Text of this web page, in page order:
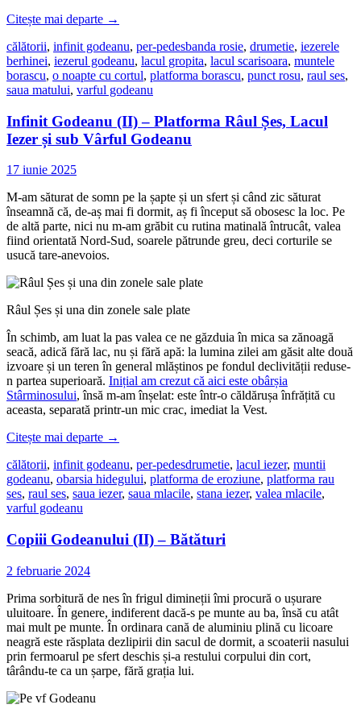
Citește mai departe →
călătorii, infinit godeanu, per-pedesbanda rosie, drumetie, iezerele
berhinei, iezerul godeanu, lacul gropita, lacul scarisoara, muntele
borascu, o noapte cu cortul, platforma borascu, punct rosu, raul ses,
saua matului, varful godeanu
Infinit Godeanu (II) – Platforma Râul Șes, Lacul
Iezer și sub Vârful Godeanu
17 iunie 2025
M-am săturat de somn pe la șapte și un sfert și când zic săturat
înseamnă că, de-aș mai fi dormit, aș fi început să obosesc la loc. Pe
de altă parte, nici nu m-am grăbit cu rutina matinală întrucât, valea
fiind orientată Nord-Sud, soarele pătrunde greu, deci corturile se
usucă tare-anevoios.
Râul Șes și una din zonele sale plate
În schimb, am luat la pas valea ce ne găzduia în mica sa zănoagă
seacă, adică fără lac, nu și fără apă: la lumina zilei am găsit alte două
izvoare și un teren în general mlăștinos pe fondul declivității reduse-
n partea superioară. Inițial am crezut că aici este obârșia
Stârminosului, însă m-am înșelat: este într-o căldărușa înfrățită cu
aceasta, separată printr-un mic crac, imediat la Vest.
Citește mai departe →
călătorii, infinit godeanu, per-pedesdrumetie, lacul iezer, muntii
godeanu, obarsia hidegului, platforma de eroziune, platforma rau
ses, raul ses, saua iezer, saua mlacile, stana iezer, valea mlacile,
varful godeanu
Copiii Godeanului (II) – Bătături
2 februarie 2024
Prima sorbitură de nes în frigul dimineții îmi procură o ușurare
uluitoare. În genere, indiferent dacă-s pe munte au ba, însă cu atât
mai mult pe munte. În ordinara cană de aluminiu plină cu licoare
neagră este răsplata dezlipirii din sacul de dormit, a scoaterii nasului
prin fermoarul pe sfert deschis și-a restului corpului din cort,
târându-te ca un șarpe, fără grația lui.